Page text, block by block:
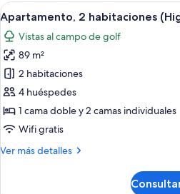
habitaciones
Abrir
todas
las
fotos
de
Apartamento,
2
habitaciones
Class)
8
Apartamento, 2 habitaciones
Vistas al campo de golf
89 m²
2 habitaciones
4 huéspedes
1 cama doble y 2 camas individuales
Wifi gratis
Ver más detalles
Más